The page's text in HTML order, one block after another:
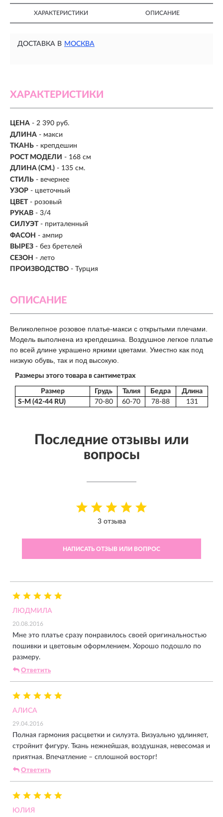
ХАРАКТЕРИСТИКИ ОПИСАНИЕ
ДОСТАВКА В МОСКВА
ХАРАКТЕРИСТИКИ
ЦЕНА - 2 390 руб.
ДЛИНА - макси
ТКАНЬ - крепдешин
РОСТ МОДЕЛИ - 168 см
ДЛИНА (СМ.) - 135 см.
СТИЛЬ - вечернее
УЗОР - цветочный
ЦВЕТ - розовый
РУКАВ - 3/4
СИЛУЭТ - приталенный
ФАСОН - ампир
ВЫРЕЗ - без бретелей
СЕЗОН - лето
ПРОИЗВОДСТВО - Турция
ОПИСАНИЕ
Великолепное розовое платье-макси с открытыми плечами.
Модель выполнена из крепдешина. Воздушное легкое платье
по всей длине украшено яркими цветами. Уместно как под
низкую обувь, так и под высокую.
Размеры этого товара в сантиметрах
Размер Грудь Талия Бедра
Длина
S-M (42-44 RU)
70-80 60-70 78-88 131
Последние отзывы или
вопросы
3 отзыва
НАПИСАТЬ ОТЗЫВ ИЛИ ВОПРОС
ЛЮДМИЛА
20.08.2016
Мне это платье сразу понравилось своей оригинальностью
пошивки и цветовым оформлением. Хорошо подошло по
размеру.
Ответить
АЛИСА
29.04.2016
Полная гармония расцветки и силуэта. Визуально удлиняет,
стройнит фигуру. Ткань нежнейшая, воздушная, невесомая и
приятная. Впечатление – сплошной восторг!
Ответить
ЮЛИЯ